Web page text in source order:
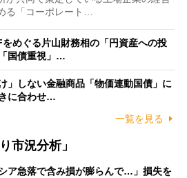
る「コーポレート…
をめぐる片山財務相の「円資産への投
国債重視」…
」しない金融商品「物価連動国債」に
に合わせ…
一覧を見る
市況分析」
シア急落で含み損が膨らんで…」損失を